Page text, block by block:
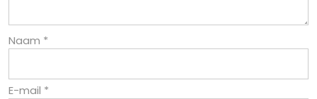
Naam *
E-mail *